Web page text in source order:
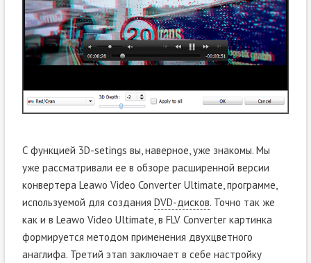
С функцией 3D-setings вы, наверное, уже знакомы. Мы
уже рассматривали ее в обзоре расширенной версии
конвертера Leawo Video Converter Ultimate, программе,
используемой для создания DVD-дисков. Точно так же
как и в Leawo Video Ultimate, в FLV Converter картинка
формируется методом применения двухцветного
анаглифа. Третий этап заключает в себе настройку